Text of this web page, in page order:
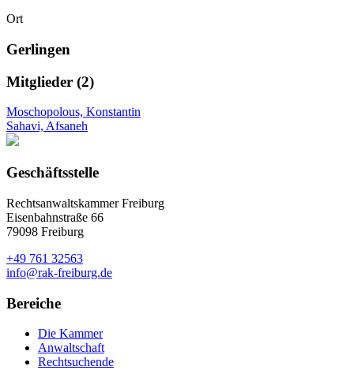
Ort
Gerlingen
Mitglieder (2)
Moschopolous, Konstantin
Sahavi, Afsaneh
Geschäftsstelle
Rechtsanwaltskammer Freiburg
Eisenbahnstraße 66
79098 Freiburg
+49 761 32563
info@rak-freiburg.de
Bereiche
Die Kammer
Anwaltschaft
Rechtsuchende